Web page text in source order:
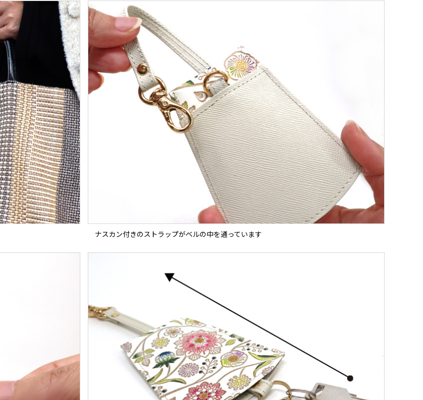
ナスカン付きのストラップがベルの中を通っています